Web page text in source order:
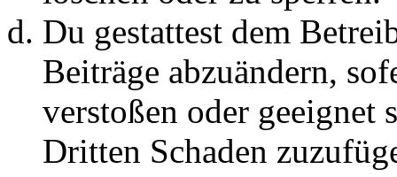
Du gestattest dem
Beiträge abzuändern,
verstoßen oder geeignet
Dritten Schaden